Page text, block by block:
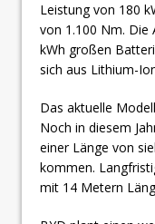
Leistung von 180
von 1.100 Nm. Die
kWh großen
sich aus Lithium-
Das aktuelle
Noch in diesem
einer Länge von
kommen.
mit 14 Metern